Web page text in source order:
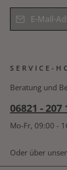
E-Mail-Adresse*
Kenntnis
Bitte geben Sie
nachfolgende
SERVICE-
Beratung und
06821 - 207
Mo-Fr, 09:00 -
Oder über unser